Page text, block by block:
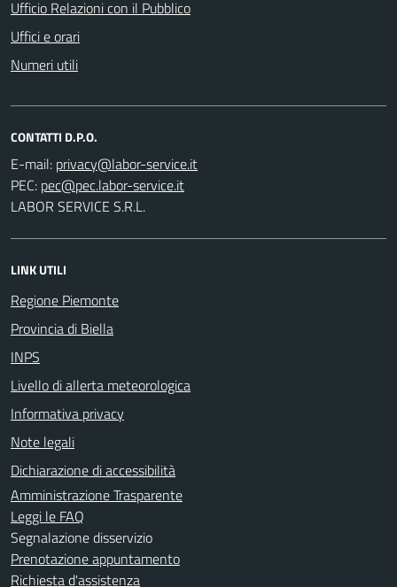
Ufficio Relazioni con il Pubblico
Uffici e orari
Numeri utili
CONTATTI D.P.O.
E-mail:
PEC:
LABOR SERVICE S.R.L.
LINK UTILI
Regione Piemonte
Provincia di Biella
INPS
Livello di allerta meteorologica
Informativa privacy
Note legali
Dichiarazione di accessibilità
Amministrazione Trasparente
Leggi le FAQ
Segnalazione disservizio
Prenotazione appuntamento
Richiesta d'assistenza